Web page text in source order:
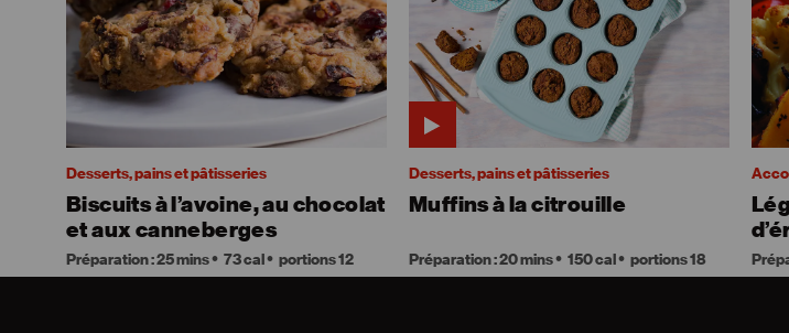
Desserts, pains et pâtisseries
Biscuits à l’avoine, au chocolat
et aux canneberges
Préparation : 25 mins 73 cal portions 12
Desserts, pains et pâtisseries
Muffins à la citrouille
Préparation : 20 mins 150 cal portions 18